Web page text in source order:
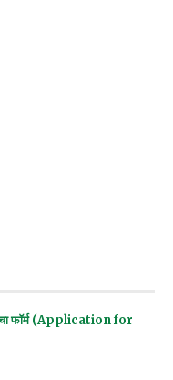
फॉर्म (Application for